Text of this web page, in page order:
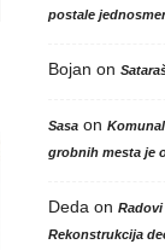
postale
Bojan on
Sasaon
grobnih mesta je
Deda on
Rekonstrukcija